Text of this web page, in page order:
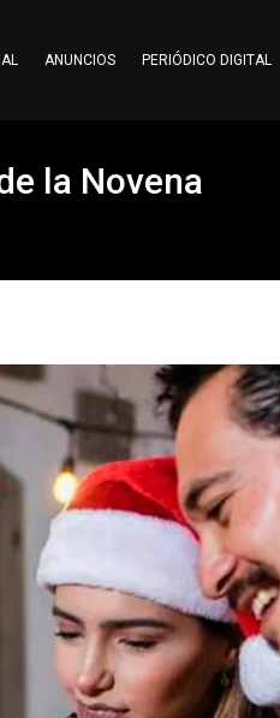
ANUNCIOS PERIÓDICO DIGITAL
la Novena